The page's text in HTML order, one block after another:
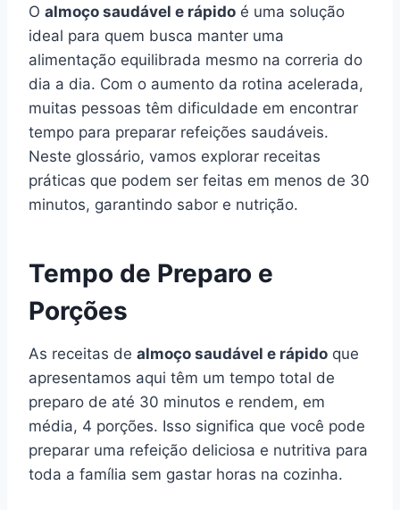
O almoço saudável e rápido é uma solução
ideal para quem busca manter uma
alimentação equilibrada mesmo na correria do
dia a dia. Com o aumento da rotina acelerada,
muitas pessoas têm dificuldade em encontrar
tempo para preparar refeições saudáveis.
Neste glossário, vamos explorar receitas
práticas que podem ser feitas em menos de 30
minutos, garantindo sabor e nutrição.
Tempo de Preparo e
Porções
As receitas de almoço saudável e rápido que
apresentamos aqui têm um tempo total de
preparo de até 30 minutos e rendem, em
média, 4 porções. Isso significa que você pode
preparar uma refeição deliciosa e nutritiva para
toda a família sem gastar horas na cozinha.